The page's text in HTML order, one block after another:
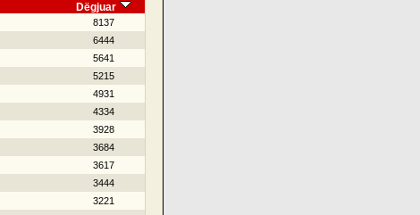
Dëgjuar
8137
6444
5641
5215
4931
4334
3928
3684
3617
3444
3221